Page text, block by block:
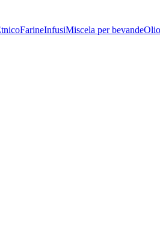
FarineInfusiMiscela per bevandeOlio